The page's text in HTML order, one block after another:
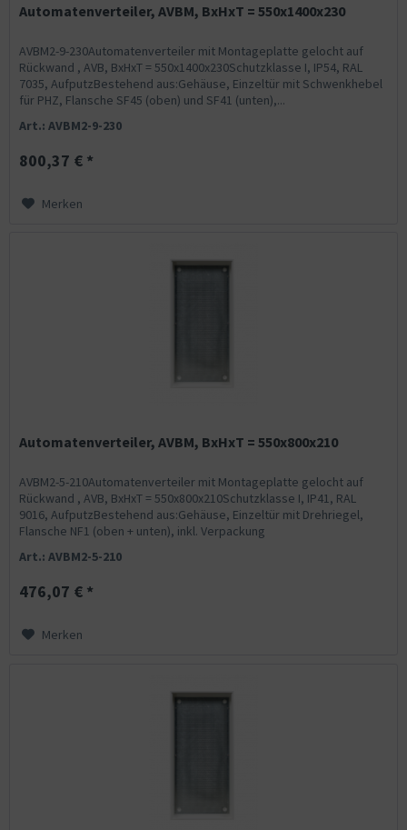
Automatenverteiler, AVBM, BxHxT = 550x1400x230
AVBM2-9-230Automatenverteiler mit Montageplatte gelocht auf
Rückwand , AVB, BxHxT = 550x1400x230Schutzklasse I, IP54, RAL
7035, AufputzBestehend aus:Gehäuse, Einzeltür mit Schwenkhebel
für PHZ, Flansche SF45 (oben) und SF41 (unten),...
Art.: AVBM2-9-230
800,37 € *
Merken
Automatenverteiler, AVBM, BxHxT = 550x800x210
AVBM2-5-210Automatenverteiler mit Montageplatte gelocht auf
Rückwand , AVB, BxHxT = 550x800x210Schutzklasse I, IP41, RAL
9016, AufputzBestehend aus:Gehäuse, Einzeltür mit Drehriegel,
Flansche NF1 (oben + unten), inkl. Verpackung
Art.: AVBM2-5-210
476,07 € *
Merken